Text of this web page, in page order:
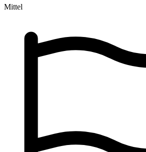
Mittel